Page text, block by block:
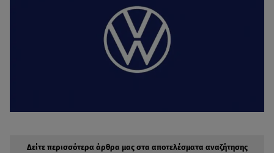
Δείτε περισσότερα άρθρα μας στα αποτελέσματα αναζήτησης